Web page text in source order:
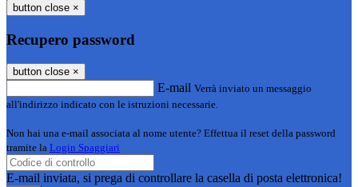
button close ×
Recupero password
button close ×
E-mail Verrà inviato un messaggio
all'indirizzo indicato con le istruzioni necessarie.
Non hai una e-mail associata al nome utente? Effettua il reset della password
tramite la Login Spaggiari
E-mail inviata, si prega di controllare la casella di posta elettronica!